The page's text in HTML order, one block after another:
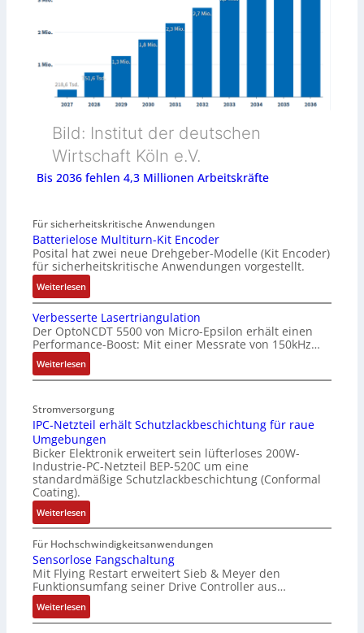
Bild: Institut der deutschen
Wirtschaft Köln e.V.
Bis 2036 fehlen 4,3 Millionen Arbeitskräfte
Für sicherheitskritische Anwendungen
Batterielose Multiturn-Kit Encoder
Posital hat zwei neue Drehgeber-Modelle (Kit Encoder)
für sicherheitskritische Anwendungen vorgestellt.
Weiterlesen:
B
a
t
t
e
r
e
l
o
s
e
M
u
l
t
i
t
u
r
n
-
Verbesserte Lasertriangulation
Der OptoNCDT 5500 von Micro-Epsilon erhält einen
Performance-Boost: Mit einer Messrate von 150kHz…
Weiterlesen:
V
r
b
e
s
s
e
r
t
e
L
a
e
r
t
Stromversorgung
IPC-Netzteil erhält Schutzlackbeschichtung für raue
Umgebungen
Bicker Elektronik erweitert sein lüfterloses 200W-
Industrie-PC-Netzteil BEP-520C um eine
standardmäßige Schutzlackbeschichtung (Conformal
Coating).
Weiterlesen:
I
P
C
N
t
Für Hochschwindigkeitsanwendungen
Sensorlose Fangschaltung
Mit Flying Restart erweitert Sieb & Meyer den
Funktionsumfang seiner Drive Controller aus…
Weiterlesen:
S